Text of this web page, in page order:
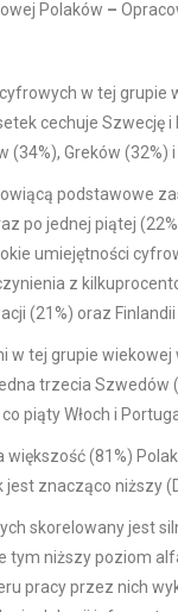
Polaków –
w tej grupie
cechuje
(34%), Greków
podstawowe
po jednej piątej
umiejętności
z
(21%) oraz Finlandii
tej grupie wiekowej
trzecia
piąty Włoch i
większość (81%)
znacząco niższy
skorelowany jest
tym niższy
pracy przez nich